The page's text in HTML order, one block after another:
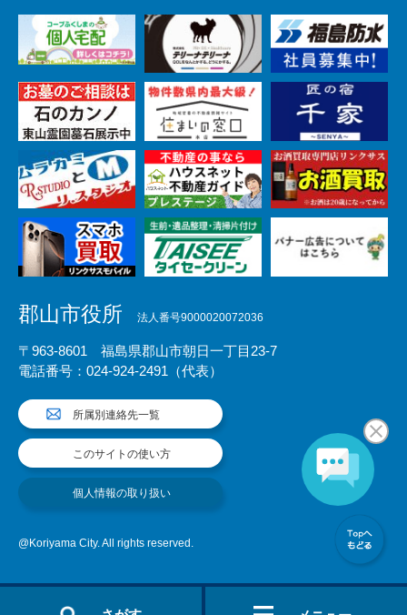
郡山市役所 法人番号9000020072036
〒963-8601 福島県郡山市朝日一丁目23-7
電話番号：024-924-2491（代表）
所属別連絡先一覧
このサイトの使い方
個人情報の取り扱い
@Koriyama City. All rights reserved.